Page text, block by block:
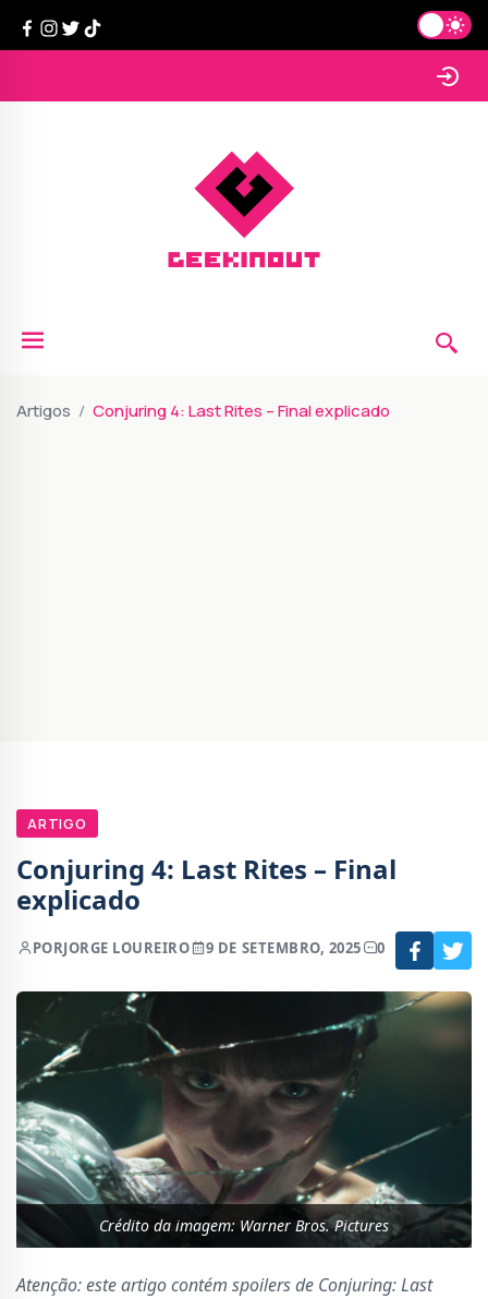
Artigos Conjuring 4: Last Rites – Final explicado
ARTIGO
Conjuring 4: Last Rites – Final
explicado
PORJORGE LOUREIRO 9 DE SETEMBRO, 2025 0
Crédito da imagem: Warner Bros. Pictures
Atenção: este artigo contém spoilers de Conjuring: Last